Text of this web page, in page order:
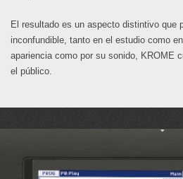
El resultado es un aspecto distintivo que
inconfundible, tanto en el estudio como
apariencia como por su sonido, KROME
el público.